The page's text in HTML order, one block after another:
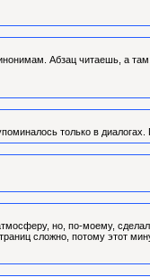
Абзац читаешь, а
только в
но, по-моему,
сложно, потому этот